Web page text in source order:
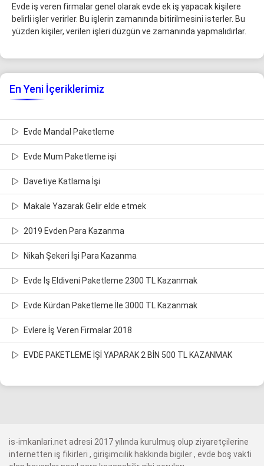
Evde iş veren firmalar genel olarak evde ek iş yapacak kişilere
belirli işler verirler. Bu işlerin zamanında bitirilmesini isterler. Bu
yüzden kişiler, verilen işleri düzgün ve zamanında yapmalıdırlar.
En Yeni İçeriklerimiz
Evde Mandal Paketleme
Evde Mum Paketleme işi
Davetiye Katlama İşi
Makale Yazarak Gelir elde etmek
2019 Evden Para Kazanma
Nikah Şekeri İşi Para Kazanma
Evde İş Eldiveni Paketleme 2300 TL Kazanmak
Evde Kürdan Paketleme İle 3000 TL Kazanmak
Evlere İş Veren Firmalar 2018
EVDE PAKETLEME İŞİ YAPARAK 2 BİN 500 TL KAZANMAK
is-imkanlari.net adresi 2017 yılında kurulmuş olup ziyaretçilerine
internetten iş fikirleri , girişimcilik hakkında bigiler , evde boş vakti